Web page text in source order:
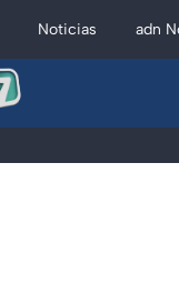
Noticias adn